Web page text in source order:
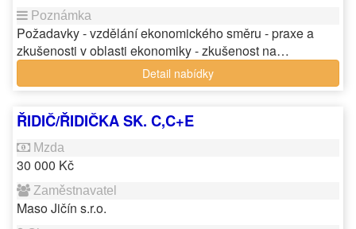
Požadavky - vzdělání ekonomického směru - praxe a
zkušenosti v oblasti ekonomiky - zkušenost na…
Detail nabídky
ŘIDIČ/ŘIDIČKA SK. C,C+E
30 000 Kč
Maso Jičín s.r.o.